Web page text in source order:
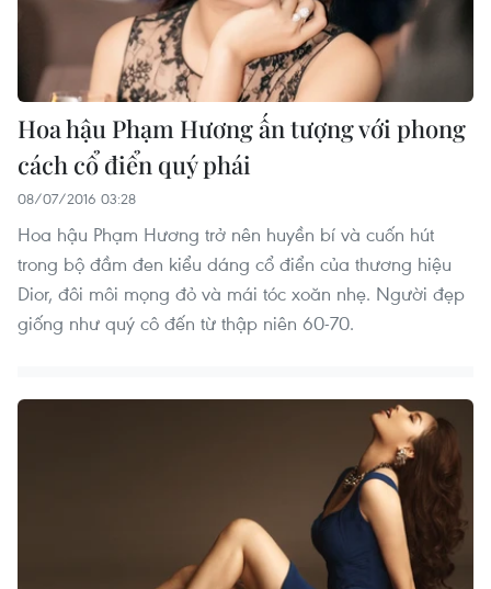
Hoa hậu Phạm Hương ấn tượng với phong
cách cổ điển quý phái
08/07/2016 03:28
Hoa hậu Phạm Hương trở nên huyền bí và cuốn hút
trong bộ đầm đen kiểu dáng cổ điển của thương hiệu
Dior, đôi môi mọng đỏ và mái tóc xoăn nhẹ. Người đẹp
giống như quý cô đến từ thập niên 60-70.